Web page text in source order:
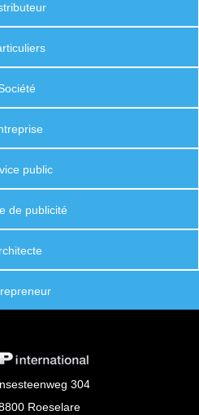
public
de publicité
304
Roeselare